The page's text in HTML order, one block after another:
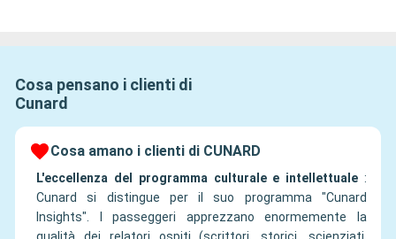
Cosa pensano i clienti di
Cunard
Cosa amano i clienti di CUNARD
L'eccellenza del programma culturale e intellettuale :
Cunard si distingue per il suo programma "Cunard
Insights". I passeggeri apprezzano enormemente la